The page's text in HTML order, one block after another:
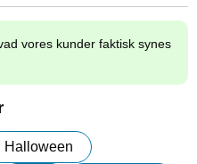
vores kunder faktisk synes
Halloween